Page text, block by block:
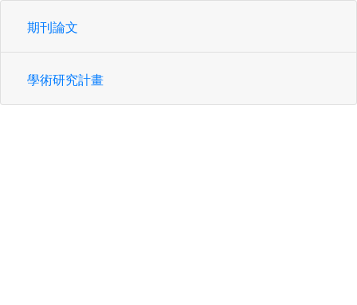
期刊論文
學術研究計畫